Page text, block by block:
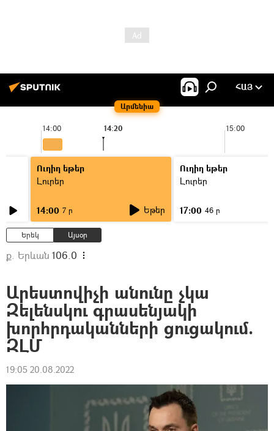
Արմենիա
ՀԱՅ
14:00 15:00
14:20
Ուղիղ եթեր
Լուրեր
14:00 7 ր Եթեր
Ուղիղ եթեր
Լուրեր
17:00 46 ր
Երեկ Այսօր
ք. Երևան 106.0
Արեստովիչի անունը չկա
Զելենսկու գրասենյակի
խորհրդականների ցուցակում.
ԶԼՄ
19:05 20.08.2022